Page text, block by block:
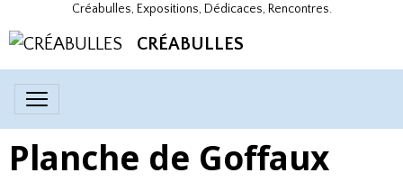
Créabulles, Expositions, Dédicaces, Rencontres.
CRÉABULLES
Planche de Goffaux